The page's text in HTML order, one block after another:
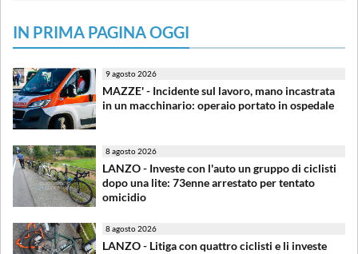
IN PRIMA PAGINA OGGI
9 agosto 2026
MAZZE' - Incidente sul lavoro, mano incastrata
in un macchinario: operaio portato in ospedale
8 agosto 2026
LANZO - Investe con l'auto un gruppo di ciclisti
dopo una lite: 73enne arrestato per tentato
omicidio
8 agosto 2026
LANZO - Litiga con quattro ciclisti e li investe